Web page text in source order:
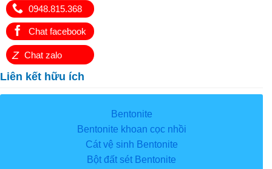
0948.815.368
Chat facebook
Z Chat zalo
Liên kết hữu ích
Bentonite
Bentonite khoan cọc nhồi
Cát vệ sinh Bentonite
Bột đất sét Bentonite